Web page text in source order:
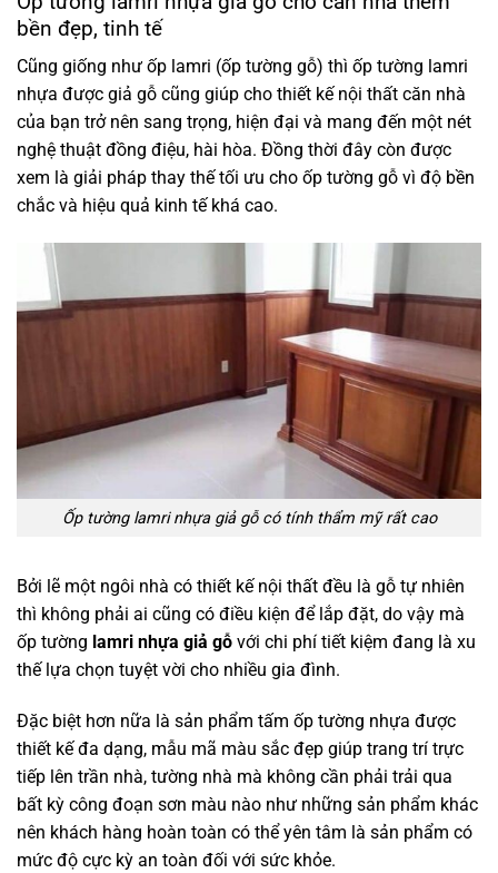
bền đẹp, tinh tế
Cũng giống như ốp lamri (ốp tường gỗ) thì ốp tường lamri
nhựa được giả gỗ cũng giúp cho thiết kế nội thất căn nhà
của bạn trở nên sang trọng, hiện đại và mang đến một nét
nghệ thuật đồng điệu, hài hòa. Đồng thời đây còn được
xem là giải pháp thay thế tối ưu cho ốp tường gỗ vì độ bền
chắc và hiệu quả kinh tế khá cao.
Ốp tường lamri nhựa giả gỗ có tính thẩm mỹ rất cao
Bởi lẽ một ngôi nhà có thiết kế nội thất đều là gỗ tự nhiên
thì không phải ai cũng có điều kiện để lắp đặt, do vậy mà
ốp tường lamri nhựa giả gỗ với chi phí tiết kiệm đang là xu
thế lựa chọn tuyệt vời cho nhiều gia đình.
Đặc biệt hơn nữa là sản phẩm tấm ốp tường nhựa được
thiết kế đa dạng, mẫu mã màu sắc đẹp giúp trang trí trực
tiếp lên trần nhà, tường nhà mà không cần phải trải qua
bất kỳ công đoạn sơn màu nào như những sản phẩm khác
nên khách hàng hoàn toàn có thể yên tâm là sản phẩm có
mức độ cực kỳ an toàn đối với sức khỏe.